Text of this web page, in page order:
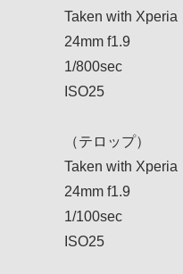
Taken with Xperia
24mm f1.9
1/800sec
ISO25
（テロップ）
Taken with Xperia
24mm f1.9
1/100sec
ISO25